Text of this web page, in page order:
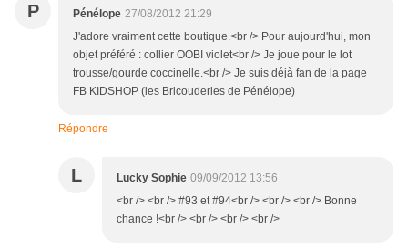
P Pénélope 27/08/2012 21:29
J'adore vraiment cette boutique.<br /> Pour aujourd'hui, mon
objet préféré : collier OOBI violet<br /> Je joue pour le lot
trousse/gourde coccinelle.<br /> Je suis déjà fan de la page
FB KIDSHOP (les Bricouderies de Pénélope)
Répondre
L Lucky Sophie 09/09/2012 13:56
<br /> <br /> #93 et #94<br /> <br /> <br /> Bonne
chance !<br /> <br /> <br /> <br />